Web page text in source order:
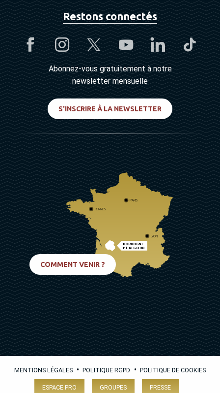
Restons connectés
Abonnez-vous gratuitement à notre
newsletter mensuelle
S'INSCRIRE À LA NEWSLETTER
DORDOGNE
PÉRIGORD
PARIS
RENNES
LYON
COMMENT VENIR ?
MENTIONS LÉGALES • POLITIQUE RGPD • POLITIQUE DE COOKIES
ESPACE PRO GROUPES PRESSE